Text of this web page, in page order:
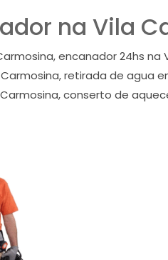
na Vila
encanador 24hs na
retirada de agua
conserto de